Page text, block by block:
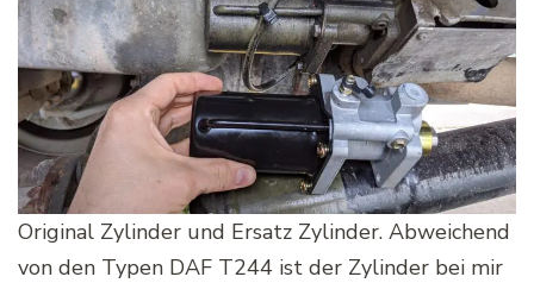
Original Zylinder und Ersatz Zylinder. Abweichend
von den Typen DAF T244 ist der Zylinder bei mir